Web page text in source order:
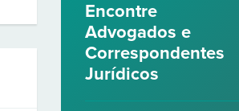
Encontre
Advogados e
Correspondentes
Jurídicos